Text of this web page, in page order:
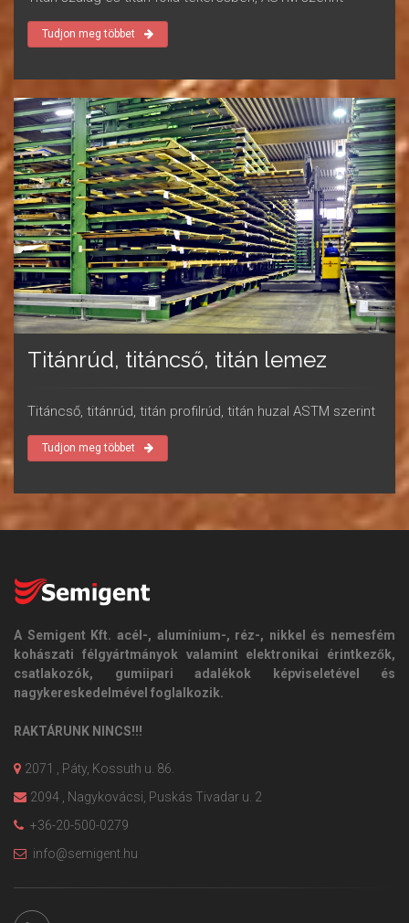
Tudjon meg többet
Titánrúd, titáncső, titán lemez
Titáncső, titánrúd, titán profilrúd, titán huzal ASTM szerint
Tudjon meg többet
A Semigent Kft. acél-, alumínium-, réz-, nikkel és nemesfém
kohászati félgyártmányok valamint elektronikai érintkezők,
csatlakozók, gumiipari adalékok képviseletével és
nagykereskedelmével foglalkozik.
RAKTÁRUNK NINCS!!!
2071 , Páty, Kossuth u. 86.
2094 , Nagykovácsi, Puskás Tivadar u. 2
+36-20-500-0279
info@semigent.hu